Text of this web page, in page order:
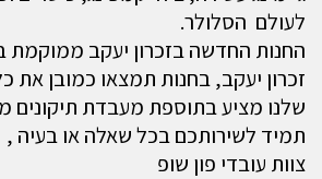
לעולם הסלולר.
החנות החדשה בזכרון יעקב
זכרון יעקב, בחנות תמצאו כמובן
שלנו מציע בתוספת מעבדת תיקונים
תמיד לשירותכם בכל שאלה או בעיה ,
צוות עובדי פון שופ